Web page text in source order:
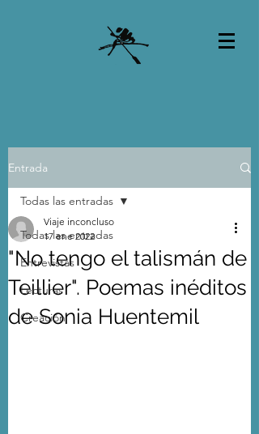
Entrada
Todas las entradas
Entrevistas
Lecturas
Creación
Todas las entradas
"No tengo el talismán de
Teillier". Poemas inéditos
de Sonia Huentemil
Viaje inconcluso
17 ene 2022